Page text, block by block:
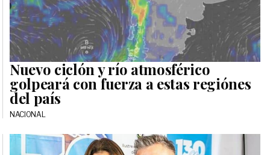
Nuevo ciclón y río atmosférico
golpeará con fuerza a estas regiónes
del país
NACIONAL